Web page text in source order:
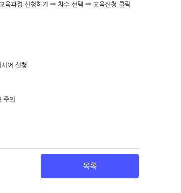
육과정 신청하기 ⇒ 차수 선택 ⇒ 교육신청 클릭
어 신청
주의
목록